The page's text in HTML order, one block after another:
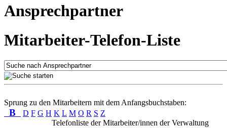
Ansprechpartner
Mitarbeiter-Telefon-Liste
Sprung zu den Mitarbeitern mit dem Anfangsbuchstaben:
B D F G H K L M O R S Z
Telefonliste der Mitarbeiter/innen der Verwaltung